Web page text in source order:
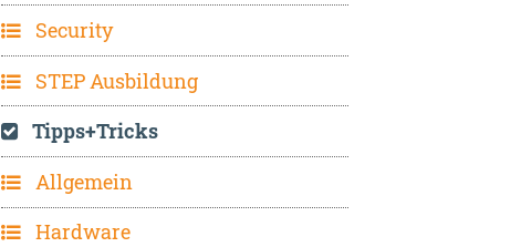
Security
STEP Ausbildung
Tipps+Tricks
Allgemein
Hardware